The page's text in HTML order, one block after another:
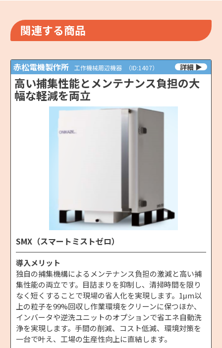
関連する商品
赤松電機製作所 工作機械周辺機器 （ID:1407）
高い捕集性能とメンテナンス負担の大
幅な軽減を両立
SMX（スマートミストゼロ）
導入メリット
独自の捕集機構によるメンテナンス負担の激減と高い捕
集性能の両立です。目詰まりを抑制し、清掃時間を限り
なく短くすることで現場の省人化を実現します。1μm以
上の粒子を99%回収し作業環境をクリーンに保つほか、
インバータや逆洗ユニットのオプションで省エネ自動洗
浄を実現します。手間の削減、コスト低減、環境対策を
一台で叶え、工場の生産性向上に直結します。